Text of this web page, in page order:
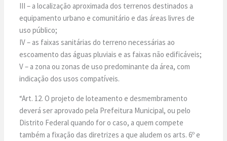
III – a localização aproximada dos terrenos destinados a
equipamento urbano e comunitário e das áreas livres de
uso público;
IV – as faixas sanitárias do terreno necessárias ao
escoamento das águas pluviais e as faixas não edificáveis;
V – a zona ou zonas de uso predominante da área, com
indicação dos usos compatíveis.
“Art. 12. O projeto de loteamento e desmembramento
deverá ser aprovado pela Prefeitura Municipal, ou pelo
Distrito Federal quando for o caso, a quem compete
também a fixação das diretrizes a que aludem os arts. 6º e